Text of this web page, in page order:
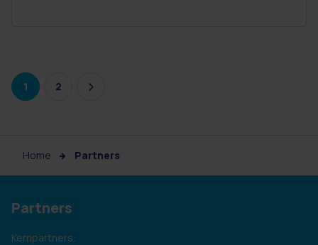
1 2
Home Partners
Partners
Kernpartners: